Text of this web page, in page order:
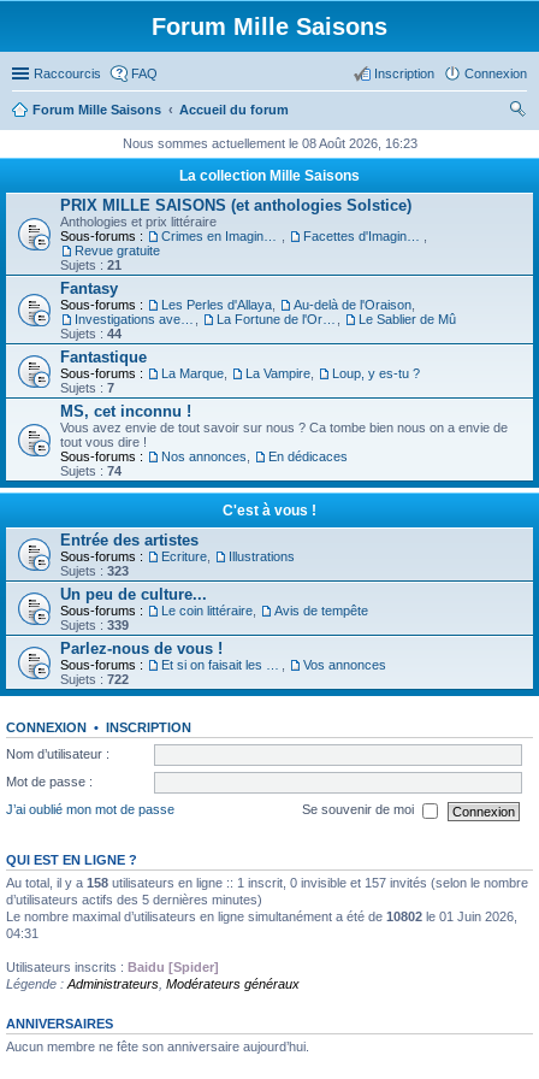
Forum Mille Saisons
Raccourcis FAQ Connexion
Inscription
Forum Mille Saisons
Accueil du forum
ch
Nous sommes actuellement le 08 Août 2026, 16:23
La collection Mille Saisons
PRIX MILLE SAISONS (et anthologies Solstice)
Anthologies et prix littéraire
Sous-forums :
Revue gratuite
Sujets : 21
Fantasy
Sous-forums : Les Perles d'Allaya Au-delà de l'Oraison
Le Sablier de Mû
Sujets : 44
Fantastique
Sous-forums : La Marque La Vampire
Loup, y es-tu ?
Sujets : 7
MS, cet inconnu !
Vous avez envie de tout savoir sur nous ? Ca tombe bien nous on a envie de
tout vous dire !
Sous-forums :
Nos annonces
En dédicaces
Sujets : 74
C'est à vous !
Entrée des artistes
Sous-forums : Ecriture
Illustrations
Sujets : 323
Un peu de culture...
Sous-forums : Le coin littéraire
Avis de tempête
Sujets : 339
Parlez-nous de vous !
Sous-forums :
Vos annonces
Sujets : 722
CONNEXION • INSCRIPTION
Nom d’utilisateur :
Mot de passe :
J’ai oublié mon mot de passe
Se souvenir de moi
QUI EST EN LIGNE ?
Au total, il y a 158 utilisateurs en ligne :: 1 inscrit, 0 invisible et 157 invités (selon le nombre
d’utilisateurs actifs des 5 dernières minutes)
Le nombre maximal d’utilisateurs en ligne simultanément a été de 10802 le 01 Juin 2026,
04:31
Utilisateurs inscrits : Baidu [Spider]
Légende : Administrateurs Modérateurs généraux
ANNIVERSAIRES
Aucun membre ne fête son anniversaire aujourd’hui.